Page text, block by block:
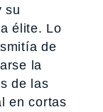
su
élite. Lo
de
la
de las
en cortas